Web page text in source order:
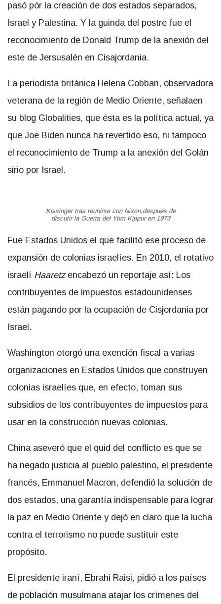
pasó pór la creación de dos estados separados,
Israel y Palestina. Y la guinda del postre fue el
reconocimiento de Donald Trump de la anexión del
este de Jersusalén en Cisajordania.
La periodista británica Helena Cobban, observadora
veterana de la región de Medio Oriente, señalaen
su blog Globalities, que ésta es la política actual, ya
que Joe Biden nunca ha revertido eso, ni tampoco
el reconocimiento de Trump a la anexión del Golán
sirio por Israel.
Kissinger tras reunirse con Nixon,después de
discutir la Guerra del Yom Kippur en 1973
Fue Estados Unidos el que facilitó ese proceso de
expansión de colonias israelíes. En 2010, el rotativo
israelí Haaretzencabezó un reportaje así: Los
contribuyentes de impuestos estadounidenses
están pagando por la ocupación de Cisjordania por
Israel.
Washington otorgó una exención fiscal a varias
organizaciones en Estados Unidos que construyen
colonias israelíes que, en efecto, toman sus
subsidios de los contribuyentes de impuestos para
usar en la construcción nuevas colonias.
China aseveró que el quid del conflicto es que se
ha negado justicia al pueblo palestino, el presidente
francés, Emmanuel Macron, defendió la solución de
dos estados, una garantía indispensable para lograr
la paz en Medio Oriente y dejó en claro que la lucha
contra el terrorismo no puede sustituir este
propósito.
El presidente iraní, Ebrahi Raisi, pidió a los países
de población musulmana atajar los crímenes del